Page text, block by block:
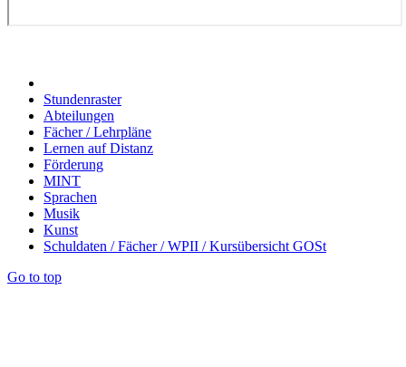
Stundenraster
Abteilungen
Fächer / Lehrpläne
Lernen auf Distanz
Förderung
MINT
Sprachen
Musik
Kunst
Schuldaten / Fächer / WPII / Kursübersicht GOSt
Go to top